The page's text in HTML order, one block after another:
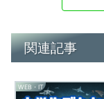
関連記事
WEB・IT